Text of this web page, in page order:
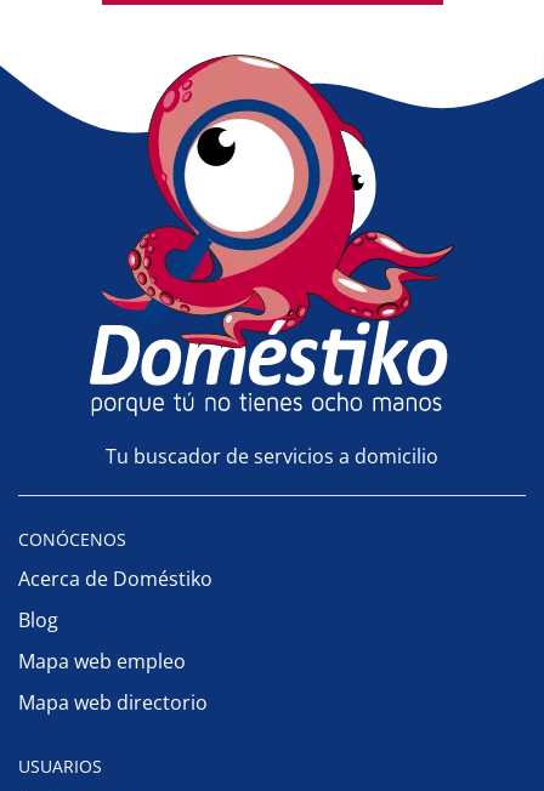
Tu buscador de servicios a domicilio
CONÓCENOS
Acerca de Doméstiko
Blog
Mapa web empleo
Mapa web directorio
USUARIOS